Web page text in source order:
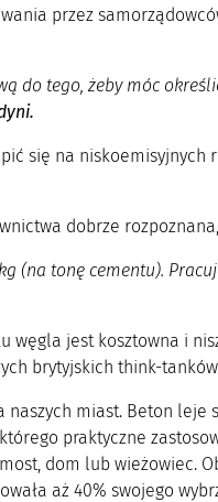
przez
do tego, żeby móc
się na
dobrze
(na tonę cementu​).
węgla jest kosztowna i
brytyjskich think-
miast. Beton leje
praktyczne
dom lub wieżowiec.
aż 40% swojego